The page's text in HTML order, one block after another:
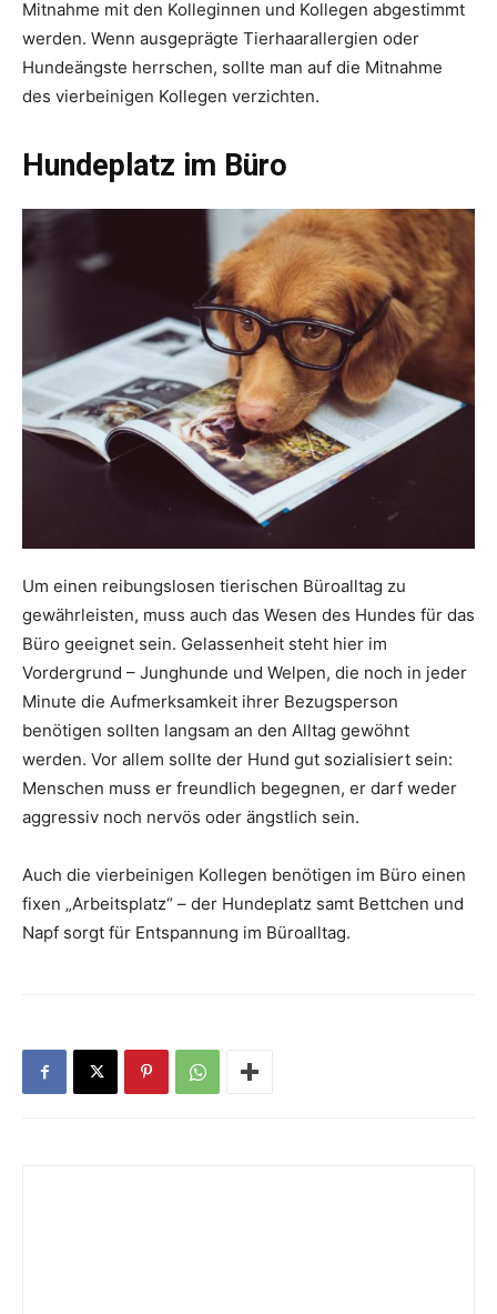
Mitnahme mit den Kolleginnen und Kollegen abgestimmt
werden. Wenn ausgeprägte Tierhaarallergien oder
Hundeängste herrschen, sollte man auf die Mitnahme
des vierbeinigen Kollegen verzichten.
Hundeplatz im Büro
Um einen reibungslosen tierischen Büroalltag zu
gewährleisten, muss auch das Wesen des Hundes für das
Büro geeignet sein. Gelassenheit steht hier im
Vordergrund – Junghunde und Welpen, die noch in jeder
Minute die Aufmerksamkeit ihrer Bezugsperson
benötigen sollten langsam an den Alltag gewöhnt
werden. Vor allem sollte der Hund gut sozialisiert sein:
Menschen muss er freundlich begegnen, er darf weder
aggressiv noch nervös oder ängstlich sein.
Auch die vierbeinigen Kollegen benötigen im Büro einen
fixen „Arbeitsplatz“ – der Hundeplatz samt Bettchen und
Napf sorgt für Entspannung im Büroalltag.